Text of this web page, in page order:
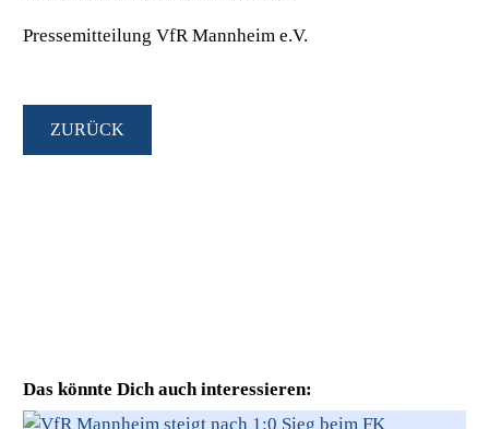
Pressemitteilung VfR Mannheim e.V.
ZURÜCK
Das könnte Dich auch interessieren: